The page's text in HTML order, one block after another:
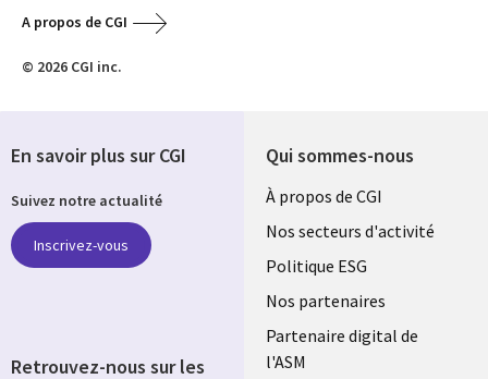
A propos de CGI
© 2026 CGI inc.
Qui sommes-nous
Useful
links
FRANCE
À propos de CGI
Nos secteurs d'activité
Politique ESG
Nos partenaires
Partenaire digital de
l'ASM
En savoir plus sur CGI
Suivez notre actualité
Inscrivez-vous
Retrouvez-nous sur les